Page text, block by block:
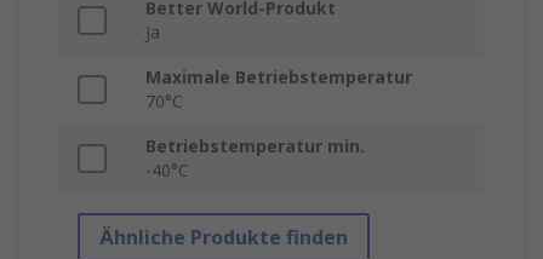
Better World-Produkt
Ja
Maximale Betriebstemperatur
70°C
Betriebstemperatur min.
-40°C
Ähnliche Produkte finden